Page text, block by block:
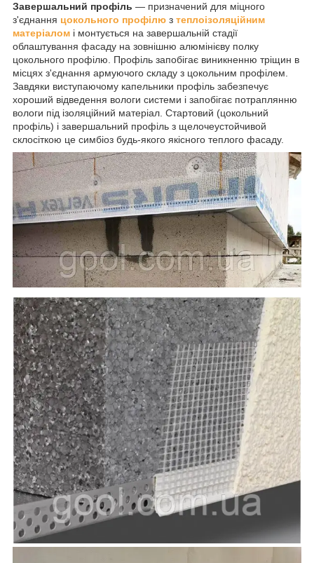
Завершальний профіль ― призначений для міцного
з'єднання цокольного профілю з теплоізоляційним
матеріалом і монтується на завершальній стадії
облаштування фасаду на зовнішню алюмінієву полку
цокольного профілю. Профіль запобігає виникненню тріщин в
місцях з'єднання армуючого складу з цокольним профілем.
Завдяки виступаючому капельники профіль забезпечує
хороший відведення вологи системи і запобігає потраплянню
вологи під ізоляційний матеріал. Стартовий (цокольний
профіль) і завершальний профіль з щелочеустойчивой
склосіткою це симбіоз будь-якого якісного теплого фасаду.